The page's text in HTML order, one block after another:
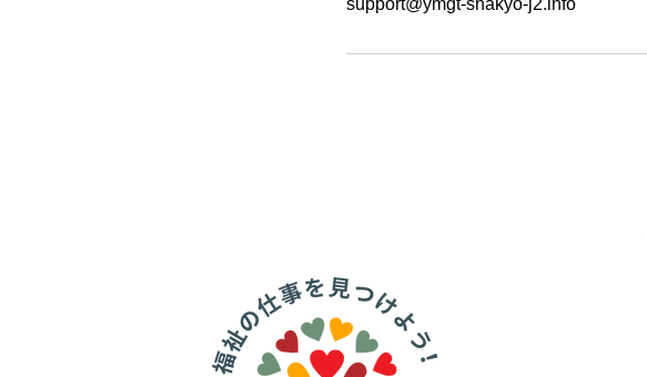
support@ymgt-shakyo-j2.info